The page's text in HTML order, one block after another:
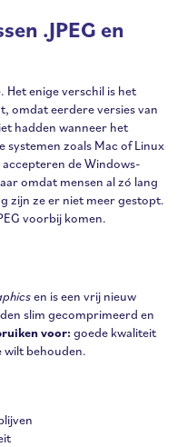
.JPEG en
Het enige verschil is het
omdat eerdere versies van
hadden wanneer het
systemen zoals Mac of Linux
de Windows-
omdat mensen al zó lang
zijn ze er niet meer gestopt.
voorbij komen.
en is een vrij nieuw
slim gecomprimeerd en
voor: goede kwaliteit
wilt behouden.